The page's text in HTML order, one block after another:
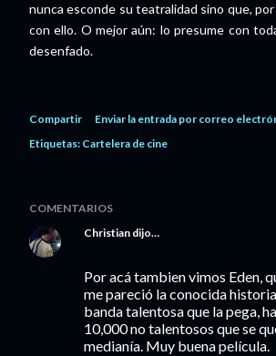
nunca esconde su teatralidad sino que,
con ello. O mejor aún: lo presume con
desenfado.
Compartir
Enviar la entrada por correo
Etiquetas: Cartelera de cine
COMENTARIOS
Christian dijo…
Por acá tambien vimos Eden,
me pareció la conocida
banda talentosa que la pega,
10,000 no talentosos que se
medianía. Muy buena película.